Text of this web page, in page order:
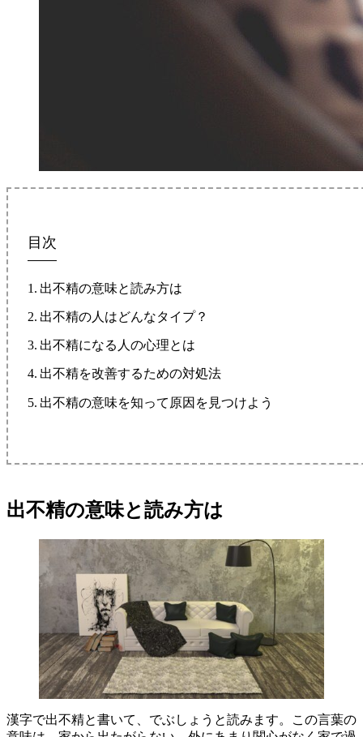
目次
出不精の意味と読み方は
出不精の人はどんなタイプ？
出不精になる人の心理とは
出不精を改善するための対処法
出不精の意味を知って原因を見つけよう
出不精の意味と読み方は
漢字で出不精と書いて、でぶしょうと読みます。この言葉の